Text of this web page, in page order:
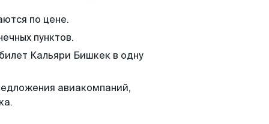
по цене.
пунктов.
Кальяри Бишкек в одну
авиакомпаний,